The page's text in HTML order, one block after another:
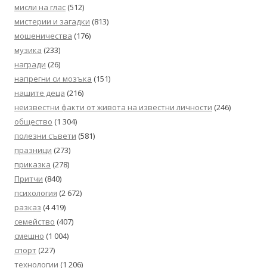
мисли на глас (512)
мистерии и загадки (813)
мошеничества (176)
музика (233)
награди (26)
напрегни си мозъка (151)
нашите деца (216)
неизвестни факти от живота на известни личности (246)
общество (1 304)
полезни съвети (581)
празници (273)
приказка (278)
Притчи (840)
психология (2 672)
разказ (4 419)
семейство (407)
смешно (1 004)
спорт (227)
технологии (1 206)